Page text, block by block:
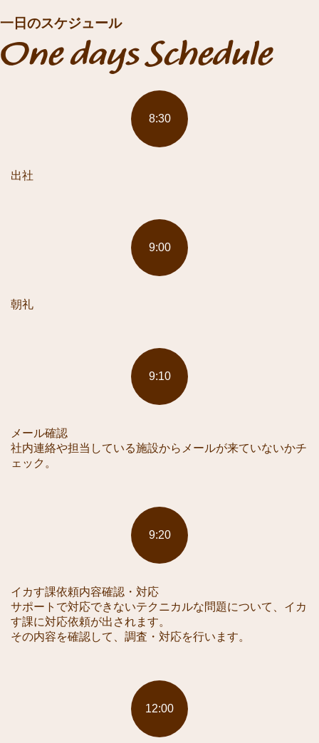
一日のスケジュール
One days Schedule
8:30
出社
9:00
朝礼
9:10
メール確認
社内連絡や担当している施設からメールが来ていないかチ
ェック。
9:20
イカす課依頼内容確認・対応
サポートで対応できないテクニカルな問題について、イカ
す課に対応依頼が出されます。
その内容を確認して、調査・対応を行います。
12:00